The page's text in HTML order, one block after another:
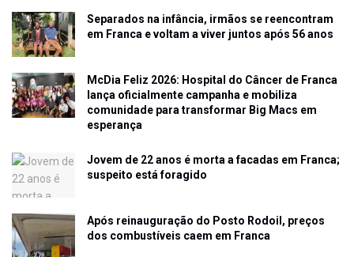
Separados na infância, irmãos se reencontram
em Franca e voltam a viver juntos após 56 anos
McDia Feliz 2026: Hospital do Câncer de Franca
lança oficialmente campanha e mobiliza
comunidade para transformar Big Macs em
esperança
Jovem de 22 anos é morta a facadas em Franca;
suspeito está foragido
Após reinauguração do Posto Rodoil, preços
dos combustíveis caem em Franca